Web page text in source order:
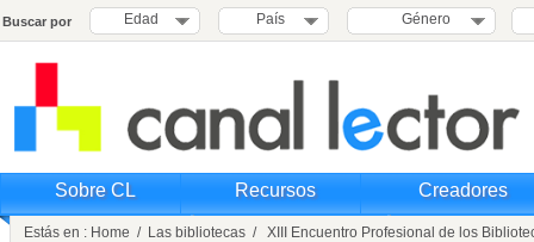
Buscar por Edad País Género
Sobre CL Recursos Creadores
Estás en : Home / Las bibliotecas / XIII Encuentro Profesional de los